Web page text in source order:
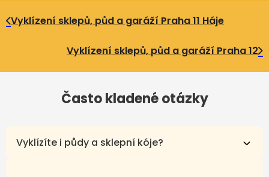
Vyklízení sklepů, půd a garáží Praha 11 Háje
Vyklízení sklepů, půd a garáží Praha 12
Často kladené otázky
Vyklízíte i půdy a sklepní kóje?